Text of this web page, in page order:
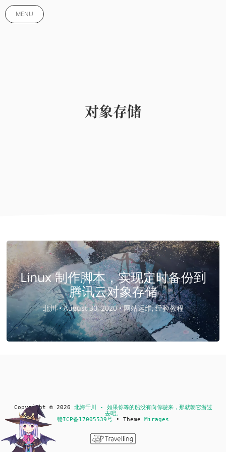
MENU
对象存储
Linux 制作脚本，实现定时备份到
腾讯云对象存储
北川 •August 30, 2020 •网站运维, 经验教程
Copyright © 2026 北海千川 - 如果你等的船没有向你驶来，那就朝它游过
去吧。
赣ICP备17005539号 • Theme Mirages